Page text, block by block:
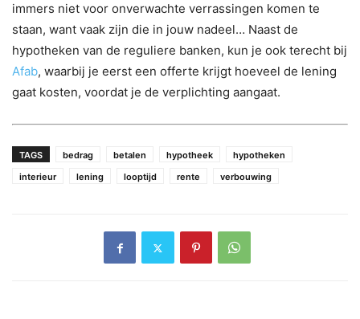
immers niet voor onverwachte verrassingen komen te
staan, want vaak zijn die in jouw nadeel… Naast de
hypotheken van de reguliere banken, kun je ook terecht bij
Afab, waarbij je eerst een offerte krijgt hoeveel de lening
gaat kosten, voordat je de verplichting aangaat.
TAGS bedrag betalen hypotheek
hypotheken
interieur
lening looptijd rente verbouwing